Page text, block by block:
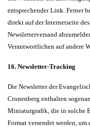
entsprechender Link. Ferner
direkt auf der Internetseite
Newsletterversand
Verantwortlichen auf andere
16. Newsletter-Tracking
Die Newsletter der
Cronenberg enthalten
Miniaturgrafik, die in solche
Format versendet werden,